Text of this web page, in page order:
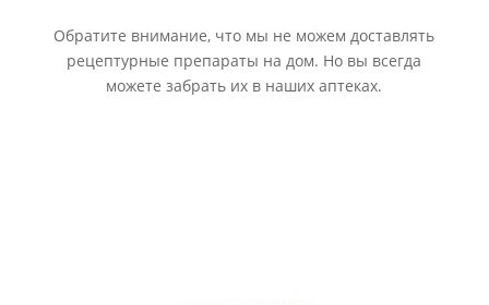
Обратите внимание, что мы не можем доставлять
рецептурные препараты на дом. Но вы всегда
можете забрать их в наших аптеках.